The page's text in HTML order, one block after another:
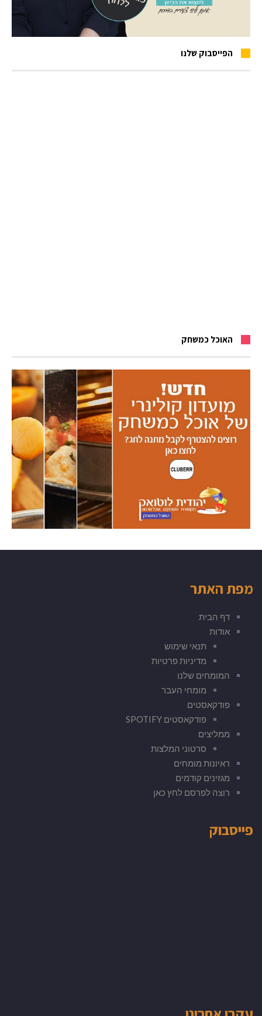
הפייסבוק שלנו
האוכל כמשחק
מפת האתר
דף הבית
אודות
תנאי שימוש
מדיניות פרטיות
המומחים שלנו
מומחי העבר
פודקאסטים
פודקאסטים SPOTIFY
ממליצים
סרטוני המלצות
ראיונות מומחים
מגזינים קודמים
רוצה לפרסם לחץ כאן
פייסבוק